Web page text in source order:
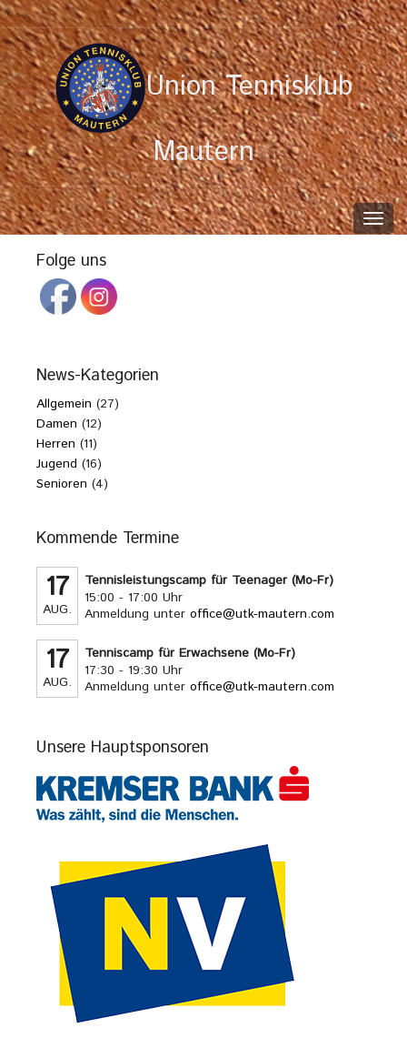
Union Tennisklub
Mautern
Folge uns
News-Kategorien
Allgemein (27)
Damen (12)
Herren (11)
Jugend (16)
Senioren (4)
Kommende Termine
17
AUG.
Tennisleistungscamp für Teenager (Mo-Fr)
15:00 - 17:00 Uhr
Anmeldung unteroffice@utk-mautern.com
17
AUG.
Tenniscamp für Erwachsene (Mo-Fr)
17:30 - 19:30 Uhr
Anmeldung unteroffice@utk-mautern.com
Unsere Hauptsponsoren